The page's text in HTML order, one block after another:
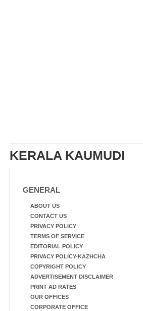
KERALA KAUMUDI
GENERAL
ABOUT US
CONTACT US
PRIVACY POLICY
TERMS OF SERVICE
EDITORIAL POLICY
PRIVACY POLICY-KAZHCHA
COPYRIGHT POLICY
ADVERTISEMENT DISCLAIMER
PRINT AD RATES
OUR OFFICES
CORPORATE OFFICE